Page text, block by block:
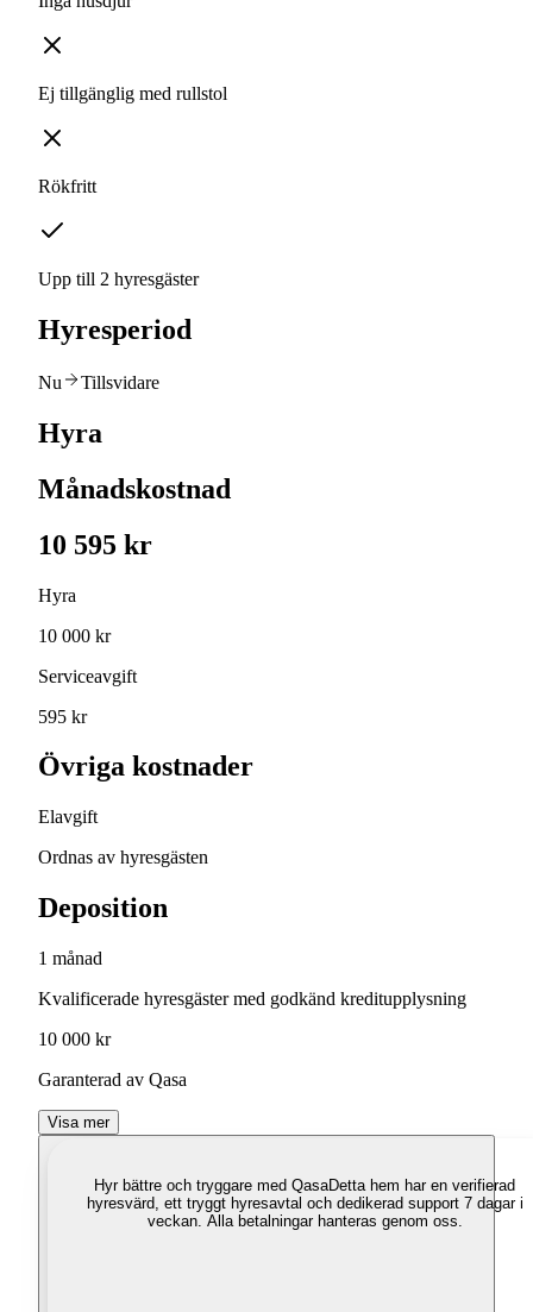
Ej tillgänglig med rullstol
Rökfritt
Upp till 2 hyresgäster
Hyresperiod
Nu Tillsvidare
Hyra
Månadskostnad
10 595 kr
Hyra
10 000 kr
Serviceavgift
595 kr
Övriga kostnader
Elavgift
Ordnas av hyresgästen
Deposition
1 månad
Kvalificerade hyresgäster med godkänd kreditupplysning
10 000 kr
Garanterad av Qasa
Visa mer
Hyr bättre och tryggare med QasaDetta hem har en verifierad
hyresvärd, ett tryggt hyresavtal och dedikerad support 7 dagar i
veckan. Alla betalningar hanteras genom oss.